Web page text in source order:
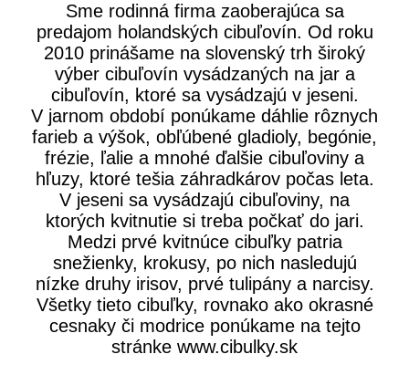
Sme rodinná firma zaoberajúca sa
predajom holandských cibuľovín. Od roku
2010 prinášame na slovenský trh široký
výber cibuľovín vysádzaných na jar a
cibuľovín, ktoré sa vysádzajú v jeseni.
V jarnom období ponúkame dáhlie rôznych
farieb a výšok, obľúbené gladioly, begónie,
frézie, ľalie a mnohé ďalšie cibuľoviny a
hľuzy, ktoré tešia záhradkárov počas leta.
V jeseni sa vysádzajú cibuľoviny, na
ktorých kvitnutie si treba počkať do jari.
Medzi prvé kvitnúce cibuľky patria
snežienky, krokusy, po nich nasledujú
nízke druhy irisov, prvé tulipány a narcisy.
Všetky tieto cibuľky, rovnako ako okrasné
cesnaky či modrice ponúkame na tejto
stránke www.cibulky.sk